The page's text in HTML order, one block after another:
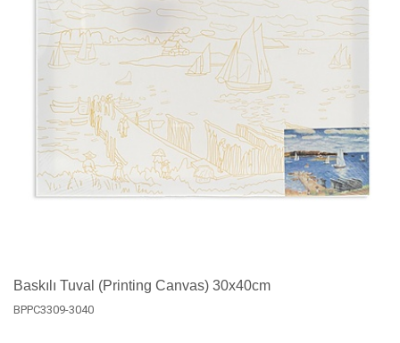
Baskılı Tuval (Printing Canvas) 30x40cm
BPPC3309-3040